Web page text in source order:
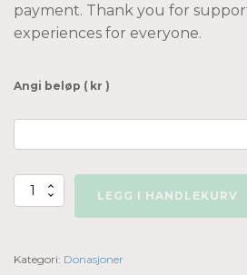
payment. Thank you for
experiences for everyone.
Angi beløp ( kr )
Support
the
Sjusjøen
LEGG I HANDLEKURV
Kategori: Donasjoner